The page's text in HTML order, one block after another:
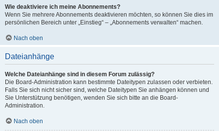
Wie deaktiviere ich meine Abonnements?
Wenn Sie mehrere Abonnements deaktivieren möchten, so können Sie dies im
persönlichen Bereich unter „Einstieg“ – „Abonnements verwalten“ machen.
Nach oben
Dateianhänge
Welche Dateianhänge sind in diesem Forum zulässig?
Die Board-Administration kann bestimmte Dateitypen zulassen oder verbieten.
Falls Sie sich nicht sicher sind, welche Dateitypen Sie anhängen können und
Sie Unterstützung benötigen, wenden Sie sich bitte an die Board-
Administration.
Nach oben